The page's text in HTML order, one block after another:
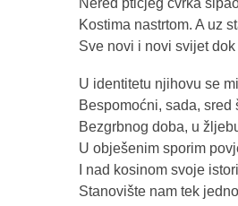
Kostima nastrtom. A uz
Sve novi i novi svijet dok
U identitetu njihovu se
Bespomoćni, sada, sred
Bezgrbnog doba, u
U obješenim sporim
I nad kosinom svoje
Stanovište nam tek